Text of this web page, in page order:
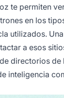
te permiten
en los
utilizados.
a esos
directorios
inteligencia